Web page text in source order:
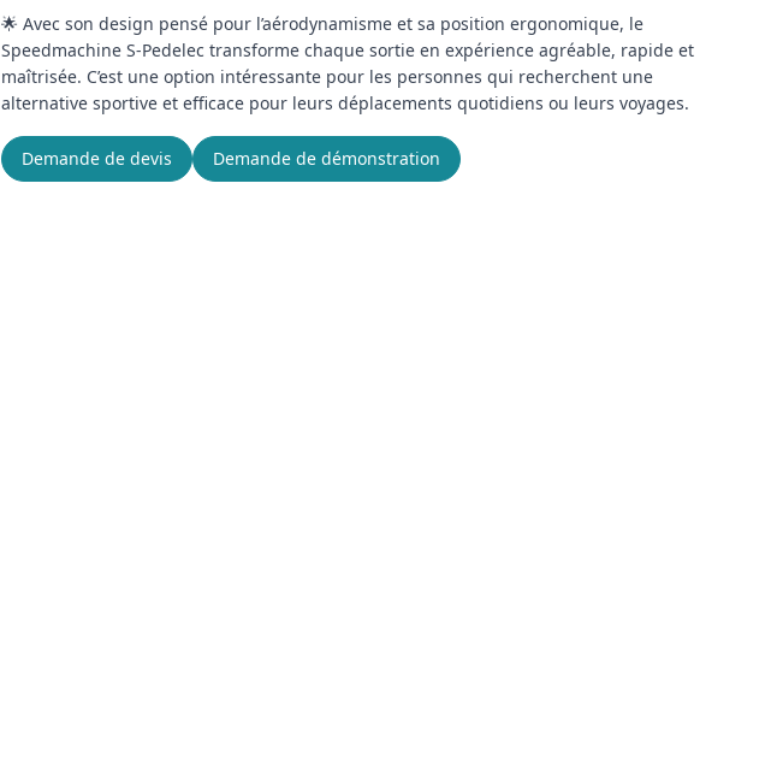
🌟 Avec son design pensé pour l’aérodynamisme et sa position ergonomique, le
Speedmachine S-Pedelec transforme chaque sortie en expérience agréable, rapide et
maîtrisée. C’est une option intéressante pour les personnes qui recherchent une
alternative sportive et efficace pour leurs déplacements quotidiens ou leurs voyages.
Demande de devis Demande de démonstration